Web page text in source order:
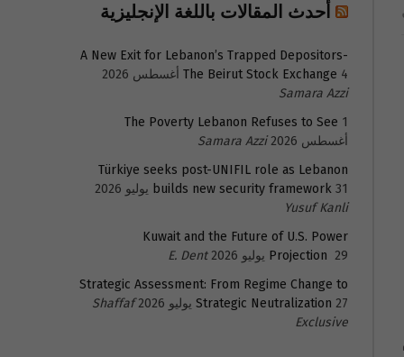
أحدث المقالات باللغة الإنجليزية
A New Exit for Lebanon’s Trapped Depositors-
The Beirut Stock Exchange 4 أغسطس 2026
Samara Azzi
The Poverty Lebanon Refuses to See 1
أغسطس 2026
Samara Azzi
Türkiye seeks post-UNIFIL role as Lebanon
builds new security framework 31 يوليو 2026
Yusuf Kanli
Kuwait and the Future of U.S. Power
Projection 29 يوليو 2026
E. Dent
Strategic Assessment: From Regime Change to
Strategic Neutralization 27 يوليو 2026
Shaffaf
Exclusive